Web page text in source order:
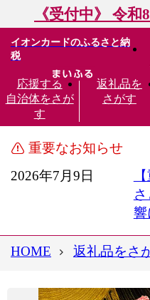
《受付中》 令
イオンカードのふるさと納
税
応援する
自治体をさが
す
返礼品を
さがす
重要なお知らせ
2026年7月9日
響
HOME 返礼品をさ